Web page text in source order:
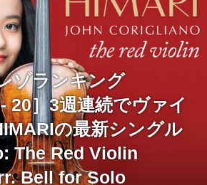
ゾランキング
20］3週連続でヴァイ
の最新シングル
The Red Violin
Bell for Solo